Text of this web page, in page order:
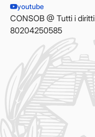
youtube
CONSOB @ Tutti i
80204250585